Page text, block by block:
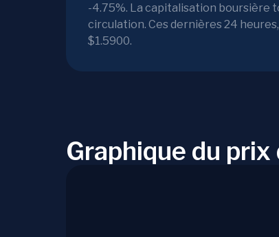
-4.75%. La capitalisation boursière
circulation. Ces dernières 24
$1.5900.
Graphique du